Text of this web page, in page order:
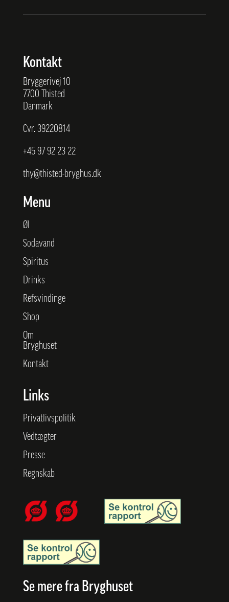
Kontakt
Bryggerivej 10
7700 Thisted
Danmark
Cvr. 39220814
+45 97 92 23 22
thy@thisted-bryghus.dk
Menu
Øl
Sodavand
Spiritus
Drinks
Refsvindinge
Shop
Om
Bryghuset
Kontakt
Links
Privatlivspolitik
Vedtægter
Presse
Regnskab
Se mere fra Bryghuset